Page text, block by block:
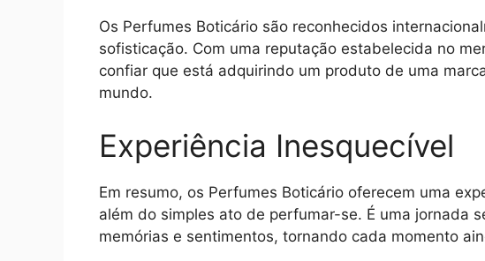
Os Perfumes Boticário são reconhecidos
sofisticação. Com uma reputação estabelecida no
confiar que está adquirindo um produto de uma
mundo.
Experiência Inesquecível
Em resumo, os Perfumes Boticário oferecem uma
além do simples ato de perfumar-se. É uma jornada
memórias e sentimentos, tornando cada momento